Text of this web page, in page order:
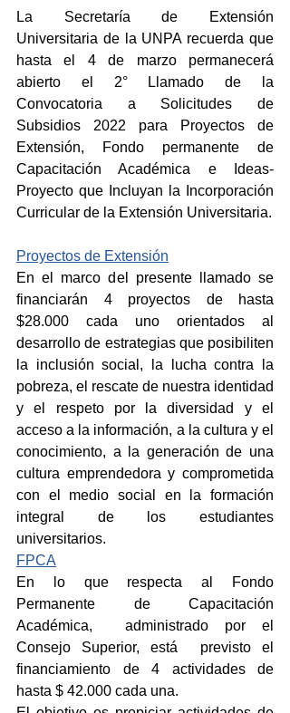
La Secretaría de Extensión
Universitaria de la UNPA recuerda que
hasta el 4 de marzo permanecerá
abierto el 2° Llamado de la
Convocatoria a Solicitudes de
Subsidios 2022 para Proyectos de
Extensión, Fondo permanente de
Capacitación Académica e Ideas-
Proyecto que Incluyan la Incorporación
Curricular de la Extensión Universitaria.
Proyectos de Extensión
En el marco del presente llamado se
financiarán 4 proyectos de hasta
$28.000 cada uno orientados al
desarrollo de estrategias que posibiliten
la inclusión social, la lucha contra la
pobreza, el rescate de nuestra identidad
y el respeto por la diversidad y el
acceso a la información, a la cultura y el
conocimiento, a la generación de una
cultura emprendedora y comprometida
con el medio social en la formación
integral de los estudiantes
universitarios.
FPCA
En lo que respecta al Fondo
Permanente de Capacitación
Académica,  administrado por el
Consejo Superior, está  previsto el
financiamiento de 4 actividades de
hasta $ 42.000 cada una.